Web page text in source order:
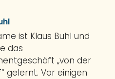
ist Klaus Buhl und
das
„von der
gelernt. Vor einigen